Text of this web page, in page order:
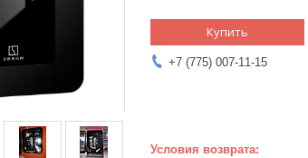
Купить
+7 (775) 007-11-15